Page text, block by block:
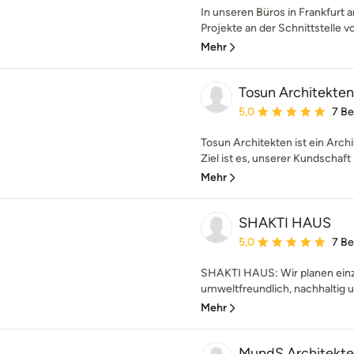
In unseren Büros in Frankfurt
Projekte an der Schnittstelle
Mehr
Tosun Architekten
Durchschnittliche
5,0 7
Tosun Architekten ist ein
Ziel ist es, unserer Kundschaft
Mehr
SHAKTI HAUS
Durchschnittliche
5,0 7
SHAKTI HAUS: Wir planen
umweltfreundlich, nachhaltig
Mehr